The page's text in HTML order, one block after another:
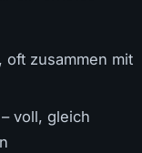
oft zusammen mit
voll, gleich